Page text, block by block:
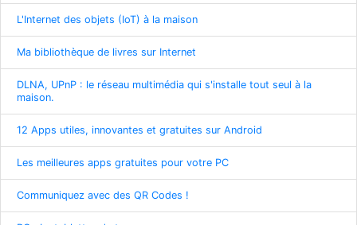
L'Internet des objets (IoT) à la maison
Ma bibliothèque de livres sur Internet
DLNA, UPnP : le réseau multimédia qui s'installe tout seul à la
maison.
12 Apps utiles, innovantes et gratuites sur Android
Les meilleures apps gratuites pour votre PC
Communiquez avec des QR Codes !